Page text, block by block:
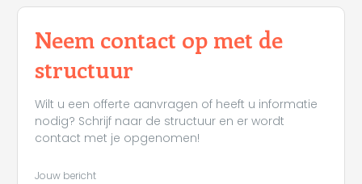
Neem contact op met de
structuur
Wilt u een offerte aanvragen of heeft u informatie
nodig? Schrijf naar de structuur en er wordt
contact met je opgenomen!
Jouw bericht